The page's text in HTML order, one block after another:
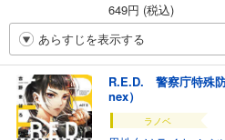
649円 (税込)
あらすじを表示する
R.E.D. 警察庁特殊
nex）
ラノベ